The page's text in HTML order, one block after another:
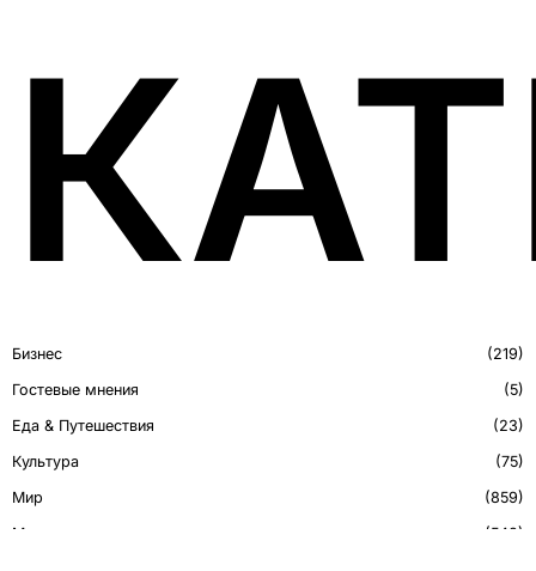
Бизнес
219
Гостевые мнения
5
Еда & Путешествия
23
Культура
75
Мир
859
Мнение
548